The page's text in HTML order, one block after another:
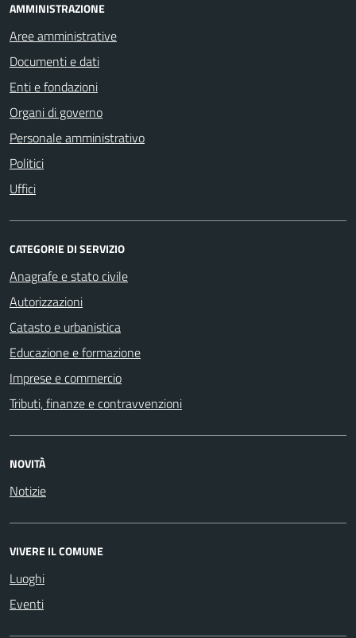
AMMINISTRAZIONE
Aree amministrative
Documenti e dati
Enti e fondazioni
Organi di governo
Personale amministrativo
Politici
Uffici
CATEGORIE DI SERVIZIO
Anagrafe e stato civile
Autorizzazioni
Catasto e urbanistica
Educazione e formazione
Imprese e commercio
Tributi, finanze e contravvenzioni
NOVITÀ
Notizie
VIVERE IL COMUNE
Luoghi
Eventi